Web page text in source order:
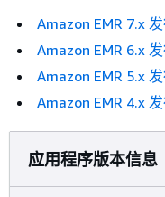
Amazon EMR 7.x
Amazon EMR 6.x
Amazon EMR 5.x
Amazon EMR 4.x
应用程序版本信息